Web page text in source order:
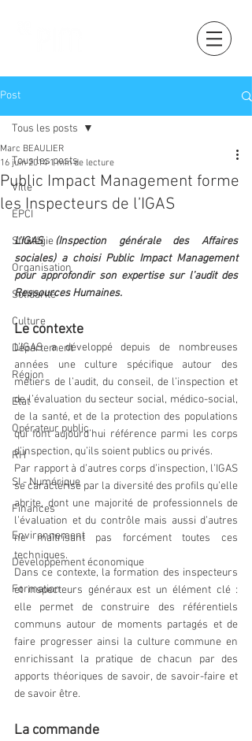
Post
Tous les posts
Ville
EPCI
Stratégie
Organisation
Solidarité
Culture
Département
Région
Etat
Opérateur public
RH
SI - Numérique
Finances
Environnement
Développement économique
Formation
Tous les posts
Public Impact Management forme
les Inspecteurs de l’IGAS
Marc BEAULIER
16 juin 2014 1 min de lecture
L’IGAS (Inspection générale des Affaires
sociales) a choisi Public Impact Management
pour approfondir son expertise sur l’audit des
Ressources Humaines.
Le contexte
L’IGAS a développé depuis de nombreuses
années une culture spécifique autour des
métiers de l’audit, du conseil, de l’inspection et
de l’évaluation du secteur social, médico-social,
de la santé, et de la protection des populations
qui font aujourd’hui référence parmi les corps
d’inspection, qu’ils soient publics ou privés.
Par rapport à d’autres corps d’inspection, l’IGAS
se caractérise par la diversité des profils qu’elle
abrite, dont une majorité de professionnels de
l’évaluation et du contrôle mais aussi d’autres
ne maîtrisant pas forcément toutes ces
techniques.
Dans ce contexte, la formation des inspecteurs
et inspecteurs généraux est un élément clé :
elle permet de construire des référentiels
communs autour de moments partagés et de
faire progresser ainsi la culture commune en
enrichissant la pratique de chacun par des
apports théoriques de savoir, de savoir-faire et
de savoir être.
La commande